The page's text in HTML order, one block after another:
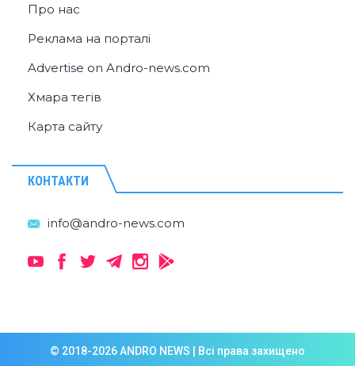
Про нас
Реклама на порталі
Advertise on Andro-news.com
Хмара тегів
Карта сайту
КОНТАКТИ
© 2018-2026 ANDRO NEWS | Всі права захищено